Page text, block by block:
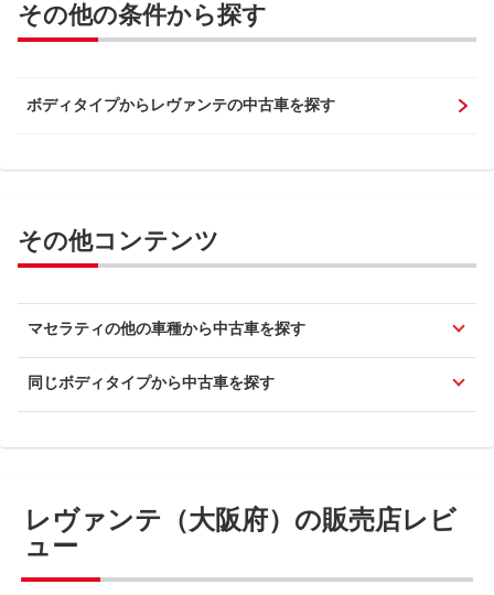
その他の条件から探す
ボディタイプからレヴァンテの中古車を探す
その他コンテンツ
マセラティの他の車種から中古車を探す
同じボディタイプから中古車を探す
レヴァンテ（大阪府）の販売店レビ
ュー